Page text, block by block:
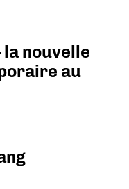
la nouvelle
au